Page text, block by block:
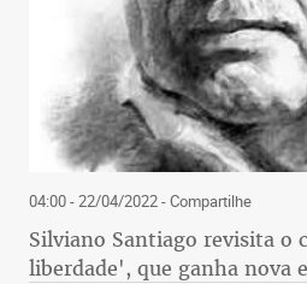
04:00 - 22/04/2022- Compartilhe
Silviano Santiago revisita o
liberdade', que ganha nova